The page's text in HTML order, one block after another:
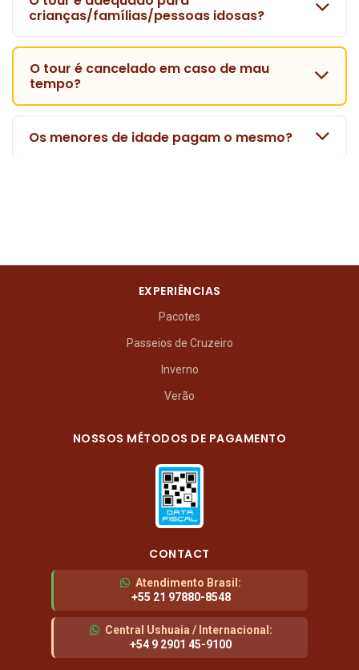
crianças/famílias/pessoas idosas?
O tour é cancelado em caso de mau
tempo?
Os menores de idade pagam o mesmo?
EXPERIÊNCIAS
Pacotes
Passeios de Cruzeiro
Inverno
Verão
NOSSOS MÉTODOS DE PAGAMENTO
CONTACT
Atendimento Brasil :
+55 21 97880-8548
Central Ushuaia / Internacional :
+54 9 2901 45-9100